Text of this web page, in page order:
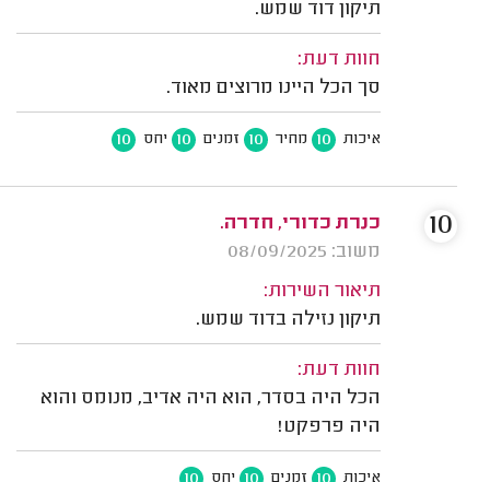
תיקון דוד שמש.
חוות דעת:
סך הכל היינו מרוצים מאוד.
איכות 10 מחיר 10 זמנים 10 יחס 10
כנרת כדורי, חדרה.
משוב: 08/09/2025
תיאור השירות:
תיקון נזילה בדוד שמש.
חוות דעת:
הכל היה בסדר, הוא היה אדיב, מנומס והוא
היה פרפקט!
10